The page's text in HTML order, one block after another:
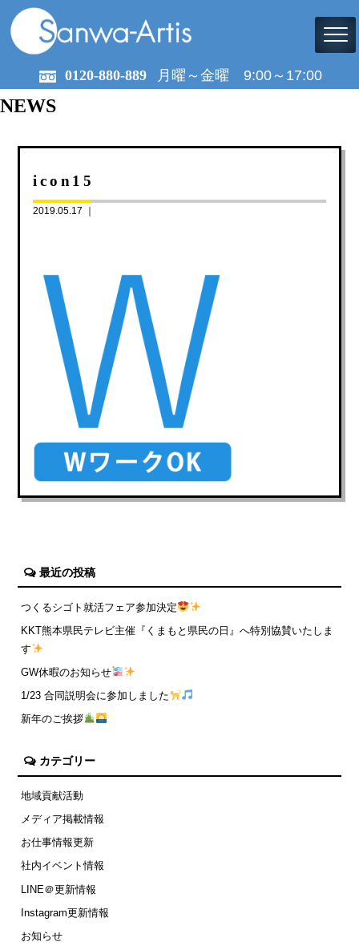
0120-880-889 月曜～金曜 9:00～17:00
NEWS
icon15
2019.05.17 ｜
最近の投稿
つくるシゴト就活フェア参加決定
KKT熊本県民テレビ主催『くまもと県民の日』へ特別協賛いたしま
す
GW休暇のお知らせ
1/23 合同説明会に参加しました
新年のご挨拶
カテゴリー
地域貢献活動
メディア掲載情報
お仕事情報更新
社内イベント情報
LINE＠更新情報
Instagram更新情報
お知らせ